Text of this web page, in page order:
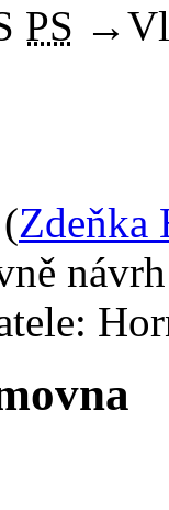
PS →
Zdeňka